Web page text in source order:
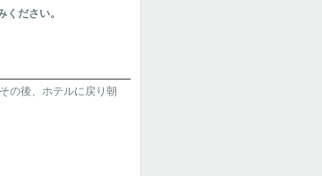
ださい。
の後、ホテルに戻り朝